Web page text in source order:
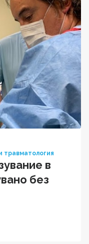
травматология
в
без